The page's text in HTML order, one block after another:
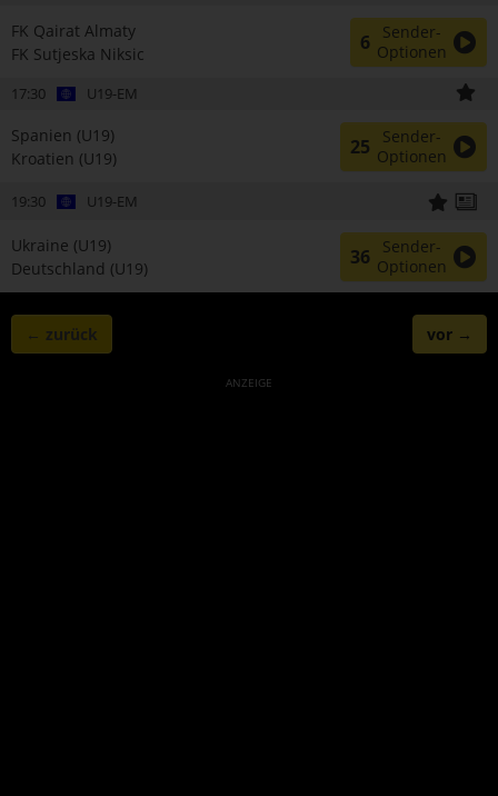
FK Qairat Almaty
FK Sutjeska Niksic
6
Sender-
Optionen
17:30 U19-EM
Spanien (U19)
Kroatien (U19)
25
Sender-
Optionen
19:30 U19-EM
Ukraine (U19)
Deutschland (U19)
36
Sender-
Optionen
← zurück vor →
ANZEIGE